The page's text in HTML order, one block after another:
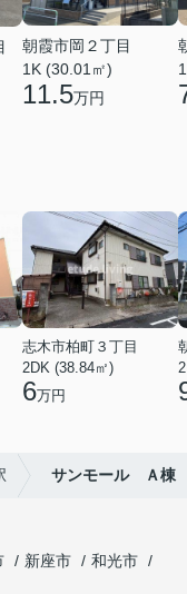
朝霞市岡２丁目
1K (30.01㎡)
11.5万円
志木市柏町３丁目
2DK (38.84㎡)
6万円
サンモール Ａ棟
新座市
和光市